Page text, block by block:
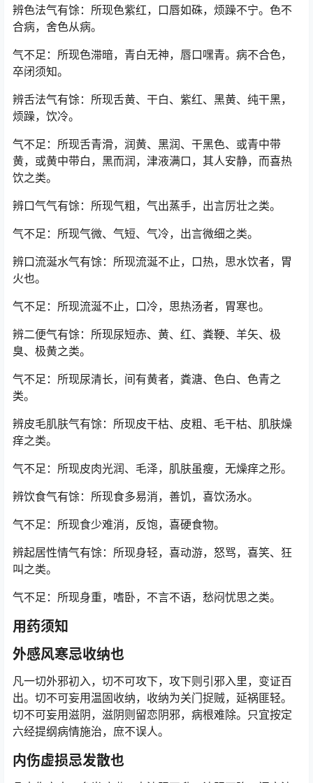
辨色法气有馀：所现色紫红，口唇如硃，烦躁不宁。色不
合病，舍色从病。
气不足：所现色滞暗，青白无神，唇口嘿青。病不合色，
卒闭须知。
辨舌法气有馀：所现舌黄、干白、紫红、黑黄、纯干黑，
烦躁，饮冷。
气不足：所现舌青滑，润黄、黑润、干黑色、或青中带
黄，或黄中带白，黑而润，津液满口，其人安静，而喜热
饮之类。
辨口气气有馀：所现气粗，气出蒸手，出言厉壮之类。
气不足：所现气微、气短、气冷，出言微细之类。
辨口流涎水气有馀：所现流涎不止，口热，思水饮者，胃
火也。
气不足：所现流涎不止，口冷，思热汤者，胃寒也。
辨二便气有馀：所现尿短赤、黄、红、粪鞕、羊矢、极
臭、极黄之类。
气不足：所现尿清长，间有黄者，粪溏、色白、色青之
类。
辨皮毛肌肤气有馀：所现皮干枯、皮粗、毛干枯、肌肤燥
痒之类。
气不足：所现皮肉光润、毛泽，肌肤虽瘦，无燥痒之形。
辨饮食气有馀：所现食多易消，善饥，喜饮汤水。
气不足：所现食少难消，反饱，喜硬食物。
辨起居性情气有馀：所现身轻，喜动游，怒骂，喜笑、狂
叫之类。
气不足：所现身重，嗜卧，不言不语，愁闷忧思之类。
用药须知
外感风寒忌收纳也
凡一切外邪初入，切不可攻下，攻下则引邪入里，变证百
出。切不可妄用温固收纳，收纳为关门捉贼，延祸匪轻。
切不可妄用滋阴，滋阴则留恋阴邪，病根难除。只宜按定
六经提纲病情施治，庶不误人。
内伤虚损忌发散也